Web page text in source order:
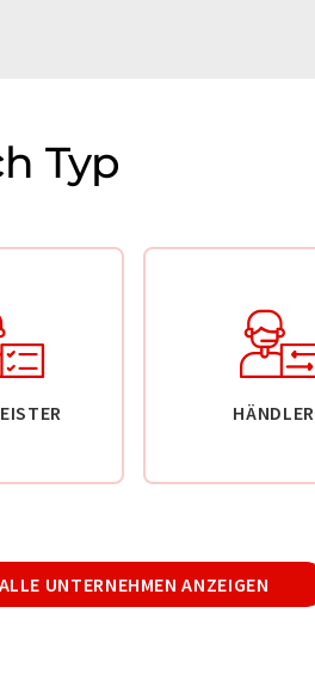
Typ
HÄNDLER
ALLE UNTERNEHMEN ANZEIGEN